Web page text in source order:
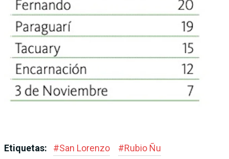
Etiquetas: #San Lorenzo #Rubio Ñu